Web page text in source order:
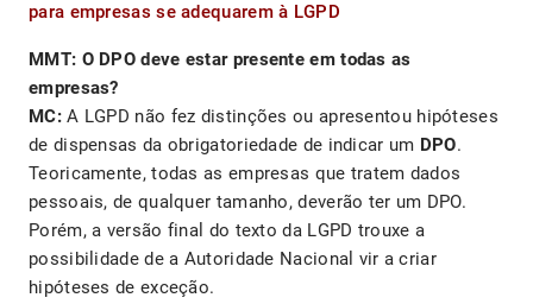
para empresas se adequarem à LGPD
MMT: O DPO deve estar presente em todas as
empresas?
MC:A LGPD não fez distinções ou apresentou hipóteses
de dispensas da obrigatoriedade de indicar um DPO.
Teoricamente, todas as empresas que tratem dados
pessoais, de qualquer tamanho, deverão ter um DPO.
Porém, a versão final do texto da LGPD trouxe a
possibilidade de a Autoridade Nacional vir a criar
hipóteses de exceção.